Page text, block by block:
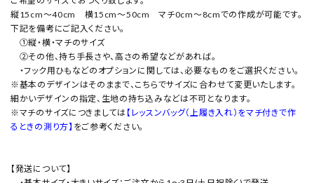
縦15cm～40cm 横15cm～50cm マチ0cm～8cmでの作成が可能です。
下記を備考にご記入ください。
①縦・横・マチのサイズ
②その他、持ち手長さや、高さの希望などがあれば。
・フック用ひもなどのオプションに関しては、必要なものをご選択ください。
※基本のデザインはそのままで、こちらでサイズに合わせて変更いたします。
細かいデザインの指定、生地の持ち込みなどは不可となります。
※マチのサイズにつきましては 【レッスンバッグ（上履き入れ）をマチ付きで作
るときの測り方】 をご参考ください。
【発送について】